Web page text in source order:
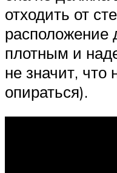
отходить от
расположение
плотным и
не значит, что
опираться).